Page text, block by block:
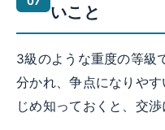
いこと
3級のような重度の等級
分かれ、争点になりや
じめ知っておくと、交